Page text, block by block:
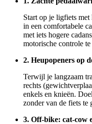
Start op je ligfiets
in een comfortabele
met iets hogere
motorische controle
2. Heupopeners op
Terwijl je langzaam
rechts
enkels en knieën.
zonder van de fiets te
3. Off-bike: cat-cow